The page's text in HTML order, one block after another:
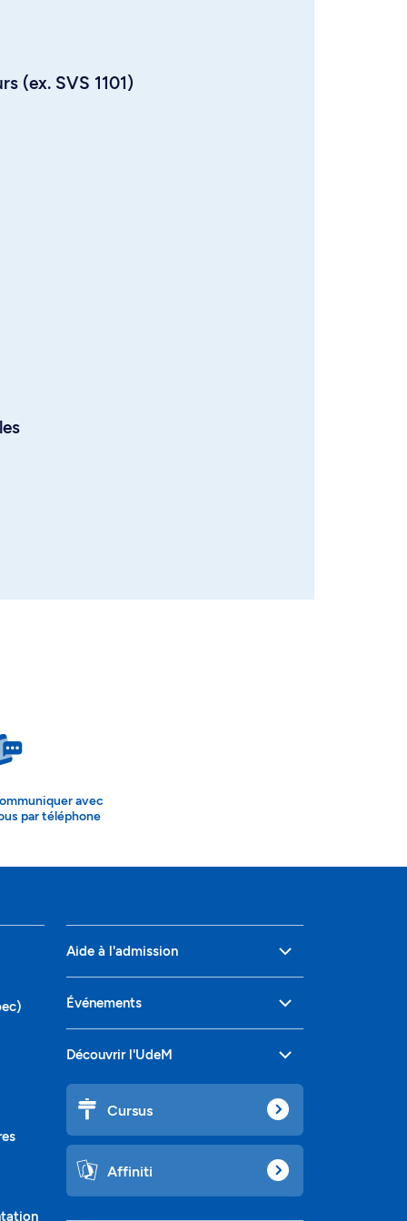
(ex. SVS 1101)
avec
par téléphone
Aide à l'admission
Événements
Découvrir l'UdeM
Cursus
Affiniti